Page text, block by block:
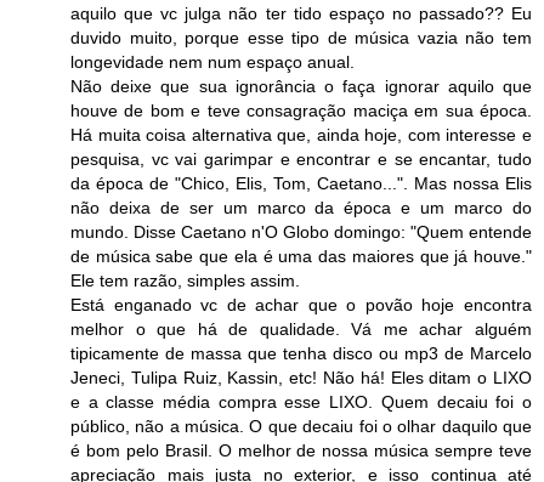
aquilo que vc julga não ter tido espaço no passado?? Eu
duvido muito, porque esse tipo de música vazia não tem
longevidade nem num espaço anual.
Não deixe que sua ignorância o faça ignorar aquilo que
houve de bom e teve consagração maciça em sua época.
Há muita coisa alternativa que, ainda hoje, com interesse e
pesquisa, vc vai garimpar e encontrar e se encantar, tudo
da época de "Chico, Elis, Tom, Caetano...". Mas nossa Elis
não deixa de ser um marco da época e um marco do
mundo. Disse Caetano n'O Globo domingo: "Quem entende
de música sabe que ela é uma das maiores que já houve."
Ele tem razão, simples assim.
Está enganado vc de achar que o povão hoje encontra
melhor o que há de qualidade. Vá me achar alguém
tipicamente de massa que tenha disco ou mp3 de Marcelo
Jeneci, Tulipa Ruiz, Kassin, etc! Não há! Eles ditam o LIXO
e a classe média compra esse LIXO. Quem decaiu foi o
público, não a música. O que decaiu foi o olhar daquilo que
é bom pelo Brasil. O melhor de nossa música sempre teve
apreciação mais justa no exterior, e isso continua até